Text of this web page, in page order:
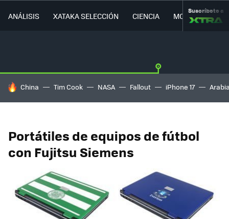
ANÁLISIS XATAKA SELECCIÓN CIENCIA MOVILIDAD
Suscríbete a
HOY SE HABLA DE
China Tim Cook NASA Fallout iPhone 17
Portátiles de equipos de fútbol
con Fujitsu Siemens